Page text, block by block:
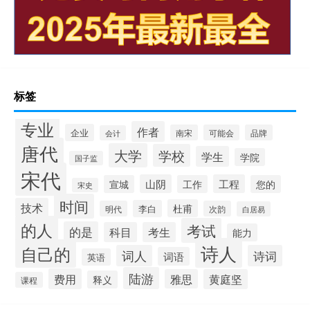
标签
专业 企业 会计 作者 南宋 可能会 品牌
唐代 国子监 大学 学校 学生 学院
宋代 宋史 宣城 山阴 工作 工程 您的
技术 时间 明代 李白 杜甫 次韵 白居易
的人 的是 科目 考生 考试 能力
自己的 英语 词人 词语 诗人 诗词
课程 费用 释义 陆游 雅思 黄庭坚